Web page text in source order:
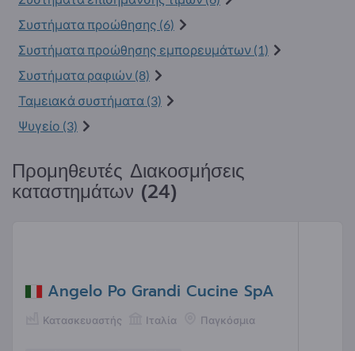
Συστήματα προώθησης (6)
Συστήματα προώθησης εμπορευμάτων (1)
Συστήματα ραφιών (8)
Ταμειακά συστήματα (3)
Ψυγείο (3)
Προμηθευτές Διακοσμήσεις
καταστημάτων (24)
Angelo Po Grandi Cucine SpA
Κατασκευαστής Ιταλία Παγκόσμια